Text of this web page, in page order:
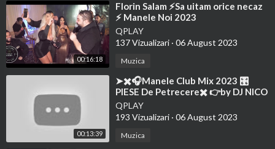
00:16:18
⁣Florin Salam ⚡Sa uitam orice necaz
⚡ Manele Noi 2023
QPLAY
137 Vizualizari · 06 August 2023
Muzica
00:13:39
⁣➤✖️🎧Manele Club Mix 2023 🎛
PIESE De Petrecere✖️ 👉by DJ NICO
NDR 🎧 22. März 2023🎧
QPLAY
193 Vizualizari · 06 August 2023
Muzica